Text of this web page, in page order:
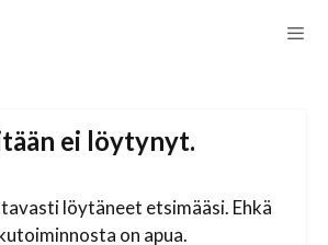
ei löytynyt.
löytäneet etsimääsi. Ehkä
on apua.